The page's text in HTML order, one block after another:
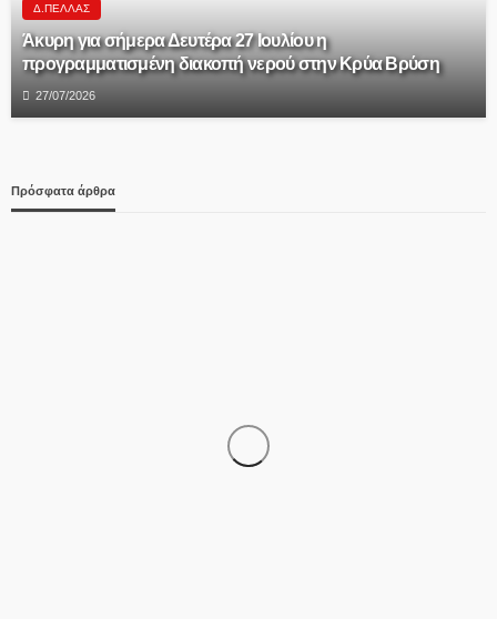
Δ.ΠΈΛΛΑΣ
Άκυρη για σήμερα Δευτέρα 27 Ιουλίου η
προγραμματισμένη διακοπή νερού στην Κρύα Βρύση
27/07/2026
Πρόσφατα άρθρα